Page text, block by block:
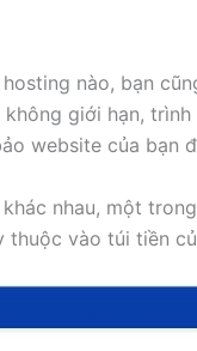
nào, bạn
giới hạn,
website của bạn
nhau, một
vào túi tiền